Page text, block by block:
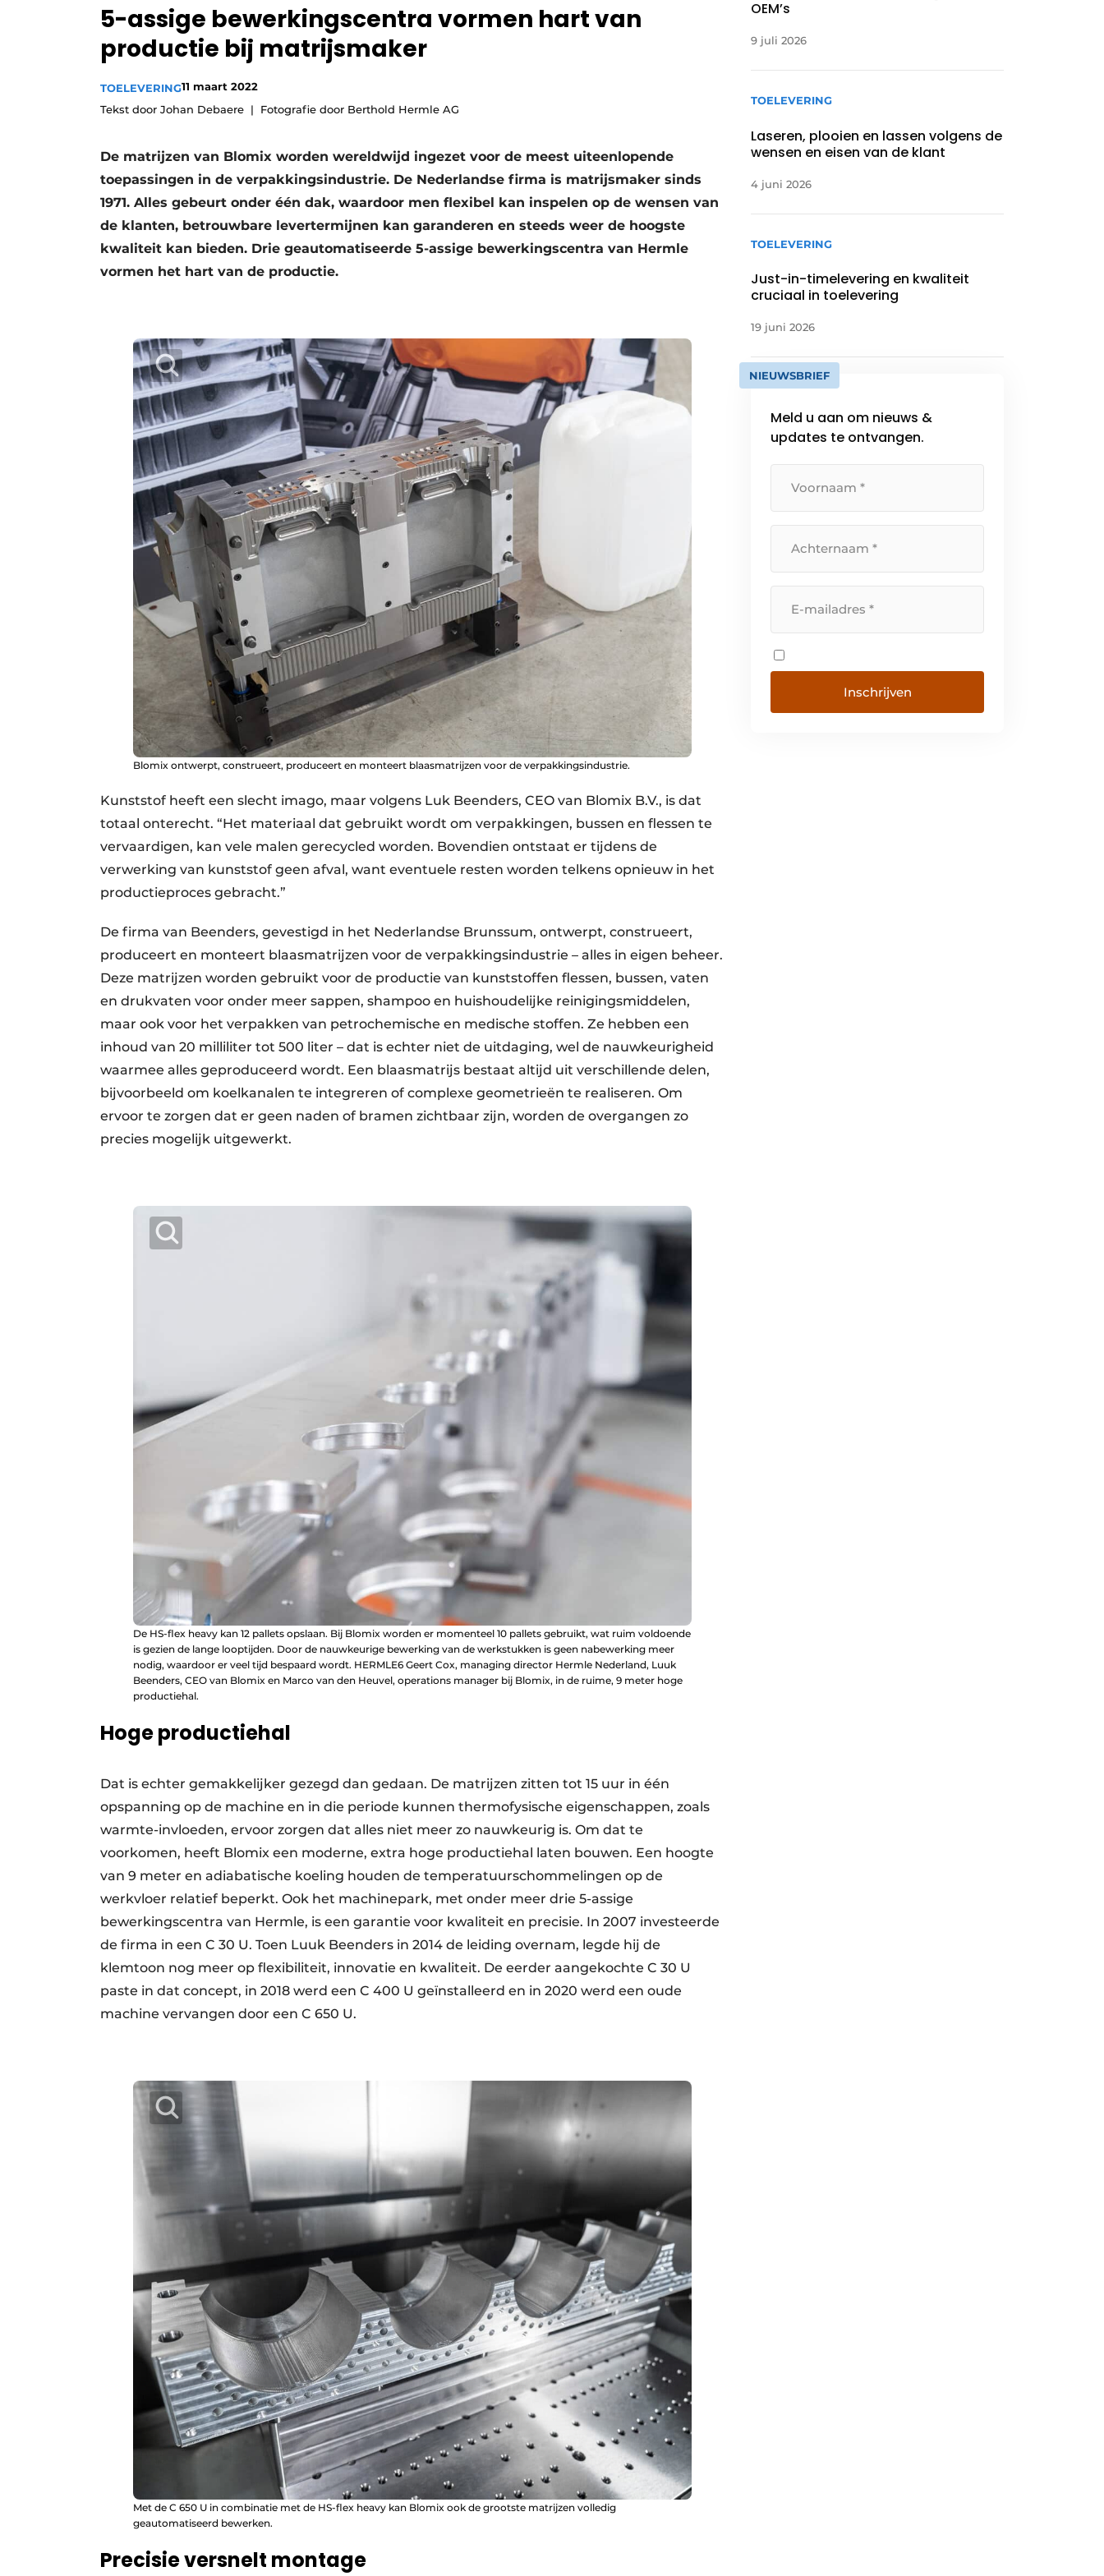
Vacature aanmelden
Vacatures
5-assige bewerkingscentra vormen hart van
productie bij matrijsmaker
TOELEVERING11 maart 2022
Tekst door Johan Debaere
Fotografie door Berthold Hermle AG
De matrijzen van Blomix worden wereldwijd ingezet voor de meest uiteenlopende
toepassingen in de verpakkingsindustrie. De Nederlandse firma is matrijsmaker sinds
1971. Alles gebeurt onder één dak, waardoor men flexibel kan inspelen op de wensen van
de klanten, betrouwbare levertermijnen kan garanderen en steeds weer de hoogste
kwaliteit kan bieden. Drie geautomatiseerde 5-assige bewerkingscentra van Hermle
vormen het hart van de productie.
Blomix ontwerpt, construeert, produceert en monteert blaasmatrijzen voor de verpakkingsindustrie.
Kunststof heeft een slecht imago, maar volgens Luk Beenders, CEO van Blomix B.V., is dat
totaal onterecht. “Het materiaal dat gebruikt wordt om verpakkingen, bussen en flessen te
vervaardigen, kan vele malen gerecycled worden. Bovendien ontstaat er tijdens de
verwerking van kunststof geen afval, want eventuele resten worden telkens opnieuw in het
productieproces gebracht.”
De firma van Beenders, gevestigd in het Nederlandse Brunssum, ontwerpt, construeert,
produceert en monteert blaasmatrijzen voor de verpakkingsindustrie – alles in eigen beheer.
Deze matrijzen worden gebruikt voor de productie van kunststoffen flessen, bussen, vaten
en drukvaten voor onder meer sappen, shampoo en huishoudelijke reinigingsmiddelen,
maar ook voor het verpakken van petrochemische en medische stoffen. Ze hebben een
inhoud van 20 milliliter tot 500 liter – dat is echter niet de uitdaging, wel de nauwkeurigheid
waarmee alles geproduceerd wordt. Een blaasmatrijs bestaat altijd uit verschillende delen,
bijvoorbeeld om koelkanalen te integreren of complexe geometrieën te realiseren. Om
ervoor te zorgen dat er geen naden of bramen zichtbaar zijn, worden de overgangen zo
precies mogelijk uitgewerkt.
De HS-flex heavy kan 12 pallets opslaan. Bij Blomix worden er momenteel 10 pallets gebruikt, wat ruim voldoende
is gezien de lange looptijden. Door de nauwkeurige bewerking van de werkstukken is geen nabewerking meer
nodig, waardoor er veel tijd bespaard wordt. HERMLE6 Geert Cox, managing director Hermle Nederland, Luuk
Beenders, CEO van Blomix en Marco van den Heuvel, operations manager bij Blomix, in de ruime, 9 meter hoge
productiehal.
Hoge productiehal
Dat is echter gemakkelijker gezegd dan gedaan. De matrijzen zitten tot 15 uur in één
opspanning op de machine en in die periode kunnen thermofysische eigenschappen, zoals
warmte-invloeden, ervoor zorgen dat alles niet meer zo nauwkeurig is. Om dat te
voorkomen, heeft Blomix een moderne, extra hoge productiehal laten bouwen. Een hoogte
van 9 meter en adiabatische koeling houden de temperatuurschommelingen op de
werkvloer relatief beperkt. Ook het machinepark, met onder meer drie 5-assige
bewerkingscentra van Hermle, is een garantie voor kwaliteit en precisie. In 2007 investeerde
de firma in een C 30 U. Toen Luuk Beenders in 2014 de leiding overnam, legde hij de
klemtoon nog meer op flexibiliteit, innovatie en kwaliteit. De eerder aangekochte C 30 U
paste in dat concept, in 2018 werd een C 400 U geïnstalleerd en in 2020 werd een oude
machine vervangen door een C 650 U.
Met de C 650 U in combinatie met de HS-flex heavy kan Blomix ook de grootste matrijzen volledig
geautomatiseerd bewerken.
Precisie versnelt montage
OEM’s
9 juli 2026
TOELEVERING
Laseren, plooien en lassen volgens de
wensen en eisen van de klant
4 juni 2026
TOELEVERING
Just-in-timelevering en kwaliteit
cruciaal in toelevering
19 juni 2026
NIEUWSBRIEF
Meld u aan om nieuws &
updates te ontvangen.